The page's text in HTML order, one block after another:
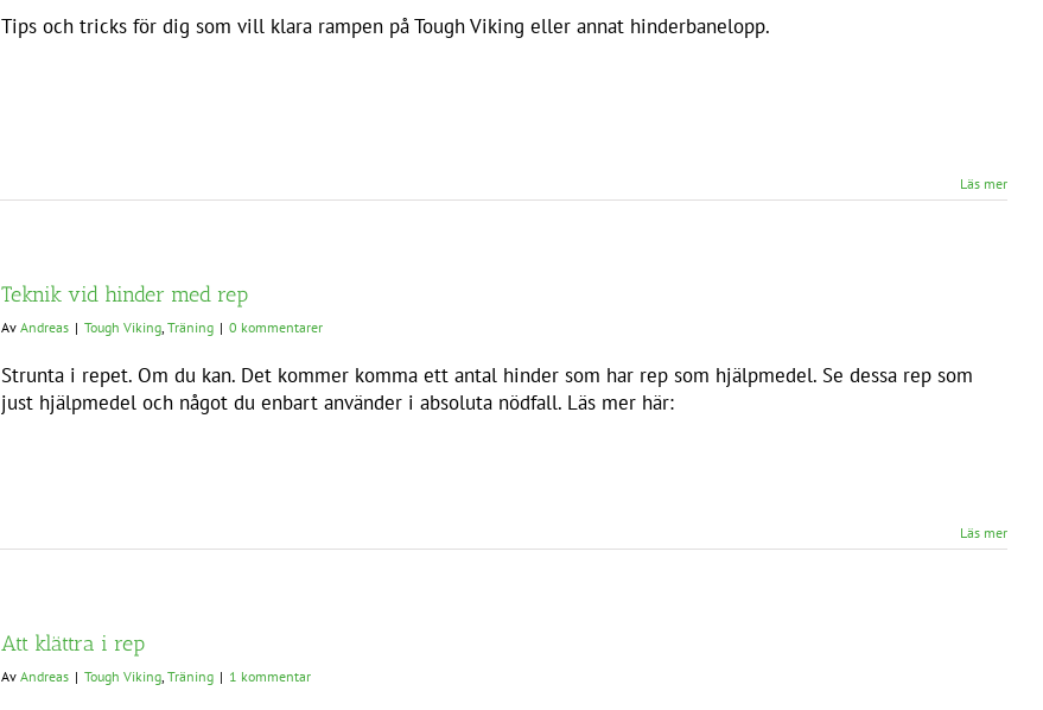
Tips och tricks för dig som vill klara rampen på Tough Viking eller annat hinderbanelopp.
Läs mer
Teknik vid hinder med rep
Av Andreas | Tough Viking, Träning | 0 kommentarer
Strunta i repet. Om du kan. Det kommer komma ett antal hinder som har rep som hjälpmedel. Se dessa rep som
just hjälpmedel och något du enbart använder i absoluta nödfall. Läs mer här:
Läs mer
Att klättra i rep
Av Andreas | Tough Viking, Träning | 1 kommentar